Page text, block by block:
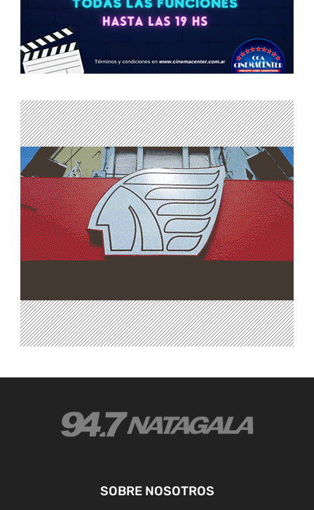
SOBRE NOSOTROS